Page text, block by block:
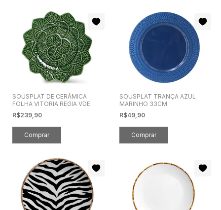
SOUSPLAT DE CERÂMICA
FOLHA VITORIA REGIA VDE
R$239,90
SOUSPLAT TRANÇA AZUL
MARINHO 33CM
R$49,90